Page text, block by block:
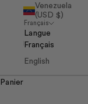
Venezuela
(USD $)
Français
Langue
Français
English
Panier